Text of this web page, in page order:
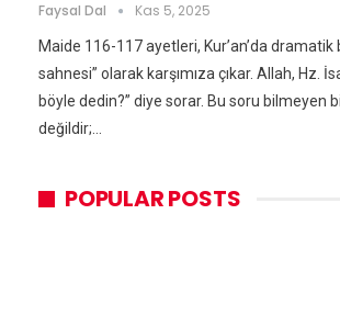
Faysal Dal Kas 5, 2025
Maide 116-117 ayetleri, Kur’an’da dramatik
sahnesi” olarak karşımıza çıkar. Allah, Hz.
böyle dedin?” diye sorar. Bu soru bilmeyen
değildir;…
POPULAR POSTS